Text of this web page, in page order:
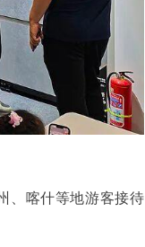
、喀什等地游客接待